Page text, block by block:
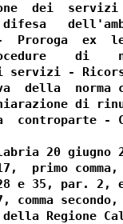
dei
Proroga  ex
di
servizi -
della  norma
di
controparte -
20
primo
e 35, par. 2,
comma secondo,
Regione